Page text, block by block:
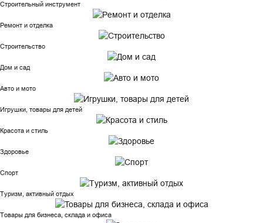
Строительный инструмент
Ремонт и отделка
Строительство
Дом и сад
Авто и мото
Игрушки, товары для детей
Красота и стиль
Здоровье
Спорт
Туризм, активный отдых
Товары для бизнеса, склада и офиса